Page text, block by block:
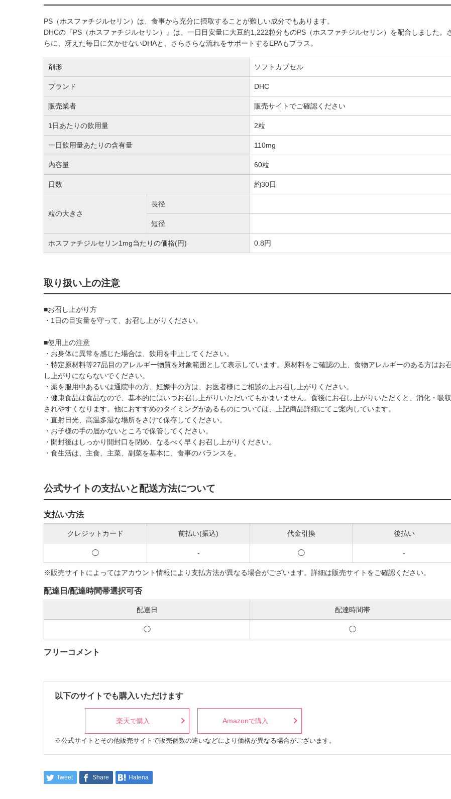
PS（ホスファチジルセリン）は、食事から充分に摂取することが難しい成分でもあります。
DHCの『PS（ホスファチジルセリン）』は、一日目安量に大豆約1,222粒分ものPS（ホスファチジルセリン）を配合しました。
らに、冴えた毎日に欠かせないDHAと、さらさらな流れをサポートするEPAもプラス。
剤形 ソフトカプセル
ブランド DHC
販売業者 販売サイトでご確認ください
1日あたりの飲用量 2粒
一日飲用量あたりの含有量 110mg
内容量 60粒
日数 約30日
粒の大きさ
長径
短径
ホスファチジルセリン1mg当たりの価格(円) 0.8円
取り扱い上の注意
■お召し上がり方
・1日の目安量を守って、お召し上がりください。
■使用上の注意
・お身体に異常を感じた場合は、飲用を中止してください。
・特定原材料等27品目のアレルギー物質を対象範囲として表示しています。原材料をご確認の上、食物アレルギーのある方はお
し上がりにならないでください。
・薬を服用中あるいは通院中の方、妊娠中の方は、お医者様にご相談の上お召し上がりください。
・健康食品は食品なので、基本的にはいつお召し上がりいただいてもかまいません。食後にお召し上がりいただくと、消化・吸収
されやすくなります。他におすすめのタイミングがあるものについては、上記商品詳細にてご案内しています。
・直射日光、高温多湿な場所をさけて保存してください。
・お子様の手の届かないところで保管してください。
・開封後はしっかり開封口を閉め、なるべく早くお召し上がりください。
・食生活は、主食、主菜、副菜を基本に、食事のバランスを。
公式サイトの支払いと配送方法について
支払い方法
クレジットカード 前払い(振込) 代金引換 後払い
◯ - ◯ -
※販売サイトによってはアカウント情報により支払方法が異なる場合がございます。詳細は販売サイトをご確認ください。
配達日/配達時間帯選択可否
配達日 配達時間帯
◯ ◯
フリーコメント
以下のサイトでも購入いただけます
楽天で購入 Amazonで購入
※公式サイトとその他販売サイトで販売個数の違いなどにより価格が異なる場合がございます。
Tweet Share Hatena